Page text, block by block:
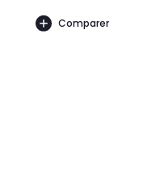
Comparer